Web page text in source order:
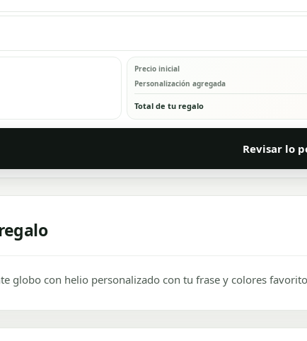
Precio inicial
Personalización agregada
Total de tu regalo
Revisar lo
globo con helio personalizado con tu frase y colores